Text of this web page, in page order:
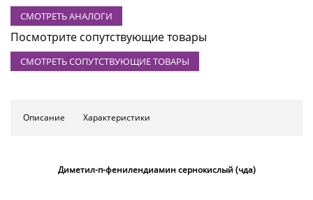
СМОТРЕТЬ АНАЛОГИ
Посмотрите сопутствующие товары
СМОТРЕТЬ СОПУТСТВУЮЩИЕ ТОВАРЫ
Описание Характеристики
Диметил-п-фенилендиамин сернокислый (чда)